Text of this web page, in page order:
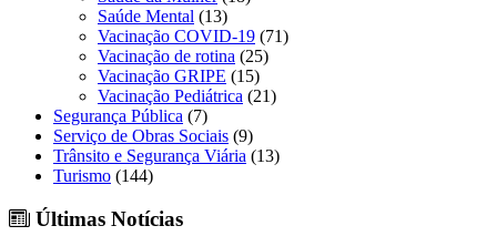
Saúde Mental (13)
Vacinação COVID-19 (71)
Vacinação de rotina (25)
Vacinação GRIPE (15)
Vacinação Pediátrica (21)
Segurança Pública (7)
Serviço de Obras Sociais (9)
Trânsito e Segurança Viária (13)
Turismo (144)
Últimas Notícias